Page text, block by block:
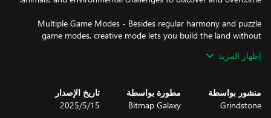
Multiple Game Modes - Besides regular harmony and puzzle
game modes, creative mode lets you build the land without
natural wonders like the snowy Alps, lavender fields or redwood
forests, which you can acquire thanks to a unique card upcycle
إظهار المزيد
منشور بواسطة
Grindstone
مطورة بواسطة
Bitmap Galaxy
تاريخ الإصدار
15‏/5‏/2025